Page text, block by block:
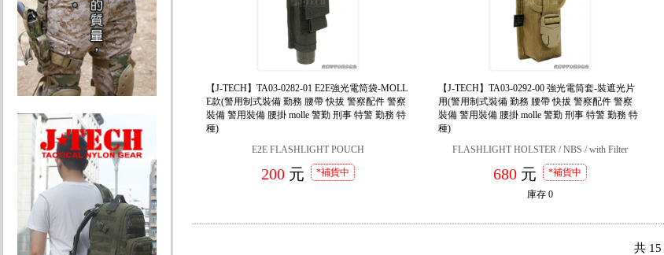
【J-TECH】TA03-0282-01 E2E強光電筒袋-MOLL
E款(警用制式裝備 勤務 腰帶 快拔 警察配件 警察
裝備 警用裝備 腰掛 molle 警勤 刑事 特警 勤務 特
種)
E2E FLASHLIGHT POUCH
200元 *補貨中
【J-TECH】TA03-0292-00 強光電筒套-裝遮光片
用(警用制式裝備 勤務 腰帶 快拔 警察配件 警察
裝備 警用裝備 腰掛 molle 警勤 刑事 特警 勤務 特
種)
FLASHLIGHT HOLSTER / NBS / with Filter
680元
*補貨中
庫存 0
共15